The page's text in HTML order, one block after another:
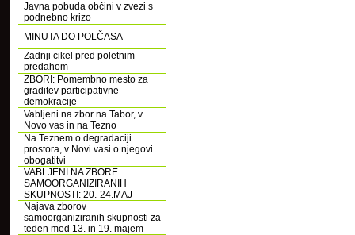
Javna pobuda občini v zvezi s
podnebno krizo
MINUTA DO POLČASA
Zadnji cikel pred poletnim
predahom
ZBORI: Pomembno mesto za
graditev participativne
demokracije
Vabljeni na zbor na Tabor, v
Novo vas in na Tezno
Na Teznem o degradaciji
prostora, v Novi vasi o njegovi
obogatitvi
VABLJENI NA ZBORE
SAMOORGANIZIRANIH
SKUPNOSTI: 20.-24.MAJ
Najava zborov
samoorganiziranih skupnosti za
teden med 13. in 19. majem